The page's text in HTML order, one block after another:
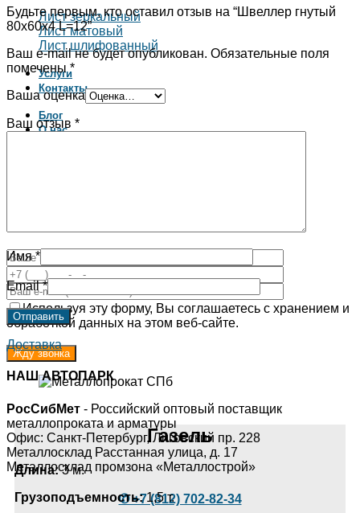
Лист зеркальный
Лист матовый
Лист шлифованный
Услуги
Контакты
Блог
О нас
Используя эту форму, Вы соглашаетесь с хранением и
обработкой данных на этом веб-сайте.
РосСибМет - Российский оптовый поставщик
металлопроката и арматуры
Офис: Санкт-Петербург, Лиговский пр. 228
Металлосклад Расстанная улица, д. 17
Металлосклад промзона «Металлострой»
✆ +7 (812) 702-82-34
Будьте первым, кто оставил отзыв на “Швеллер гнутый
80х60х4 L=12”
Ваш e-mail не будет опубликован. Обязательные поля
помечены *
Ваша оценка
Ваш отзыв *
Имя*
Email*
Доставка
НАШ АВТОПАРК
Газель
Длина:3 м.
Грузоподъемность:1,5 т.